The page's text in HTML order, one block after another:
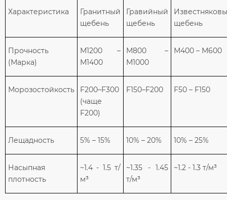
Характеристика
Гранитный
щебень
Гравийный
щебень
щебень
Прочность
(Марка)
М1200 –
М1400
М800 –
М1000
М400 – М600
Морозостойкость
F200–F300
(чаще
F200)
F150–F200 F50 – F150
Лещадность 5% – 15% 10% – 20% 10% – 25%
Насыпная
плотность
~1.4 - 1.5 т/
м³
~1.35 - 1.45
т/м³
~1.2 - 1.3 т/м³